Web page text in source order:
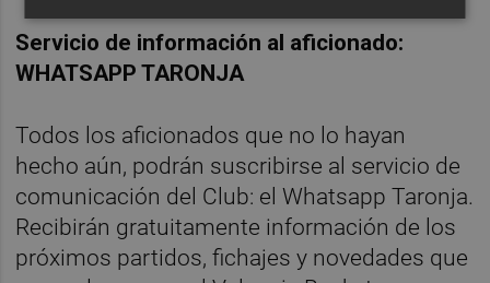
Servicio de información al aficionado:
WHATSAPP TARONJA
Todos los aficionados que no lo hayan
hecho aún, podrán suscribirse al servicio de
comunicación del Club: el Whatsapp Taronja.
Recibirán gratuitamente información de los
próximos partidos, fichajes y novedades que